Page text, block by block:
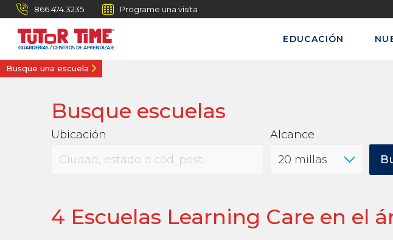
866.474.3235 Programe una visita
EDUCACIÓN
Busque una escuela
Busque escuelas
Ubicación
Alcance
4 Escuelas Learning Care en el